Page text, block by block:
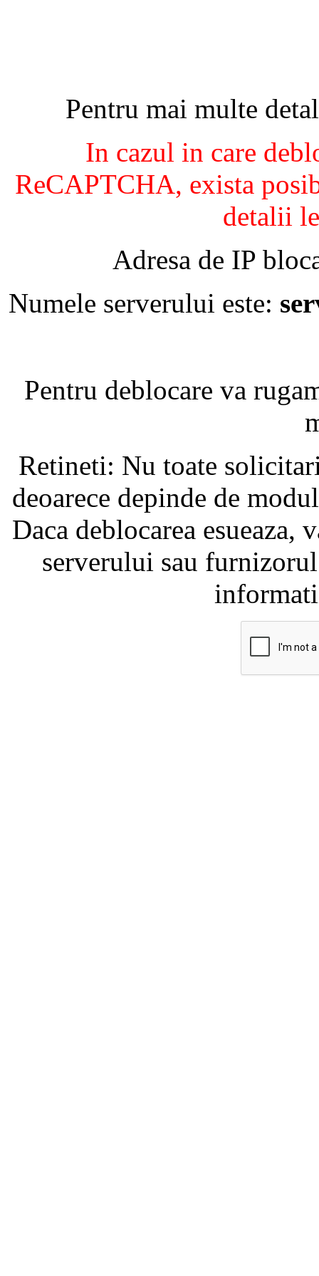
Pentru mai multe
In cazul in care
ReCAPTCHA, exista
detalii
Adresa de IP
Numele serverului este:
Pentru deblocare va
Retineti: Nu toate
deoarece depinde de
Daca deblocarea
serverului sau